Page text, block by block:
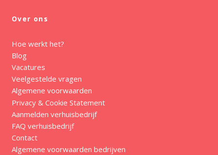
Over ons
Hoe werkt het?
Blog
Vacatures
Veelgestelde vragen
Algemene voorwaarden
Privacy & Cookie Statement
Aanmelden verhuisbedrijf
FAQ verhuisbedrijf
Contact
Algemene voorwaarden bedrijven